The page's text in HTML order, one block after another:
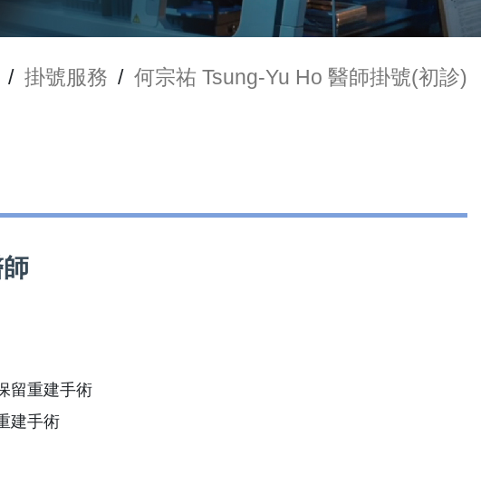
/ 掛號服務 / 何宗祐 Tsung-Yu Ho 醫師掛號(初診)
留重建手術
建手術